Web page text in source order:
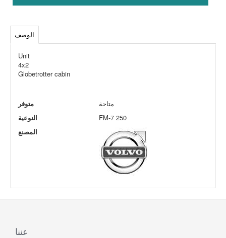
الوصف
Unit
4x2
Globetrotter cabin
متوفر
متاحة
النوعية
FM-7 250
المصنع
عننا